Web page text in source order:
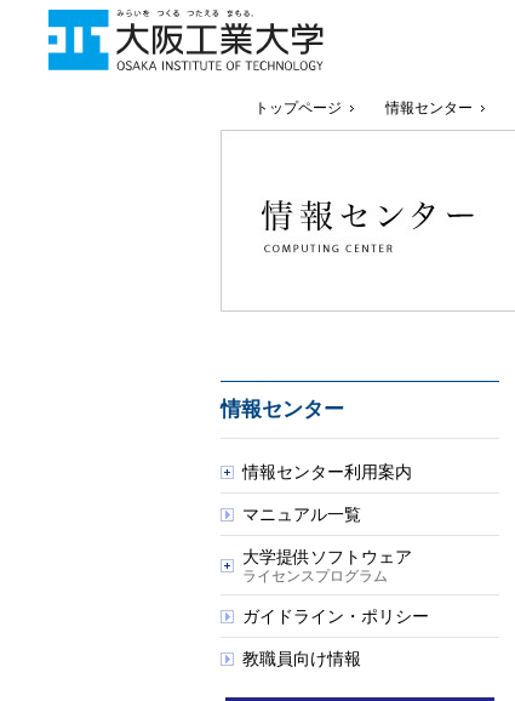
トップページ 情報センター
情報センター
情報センター利用案内
マニュアル一覧
大学提供ソフトウェア
ライセンスプログラム
ガイドライン・ポリシー
教職員向け情報